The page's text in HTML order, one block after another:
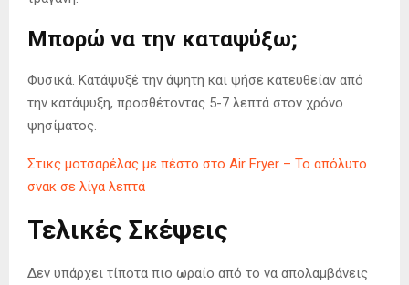
Μπορώ να την καταψύξω;
Φυσικά. Κατάψυξέ την άψητη και ψήσε κατευθείαν από
την κατάψυξη, προσθέτοντας 5-7 λεπτά στον χρόνο
ψησίματος.
Στικς μοτσαρέλας με πέστο στο Air Fryer – Το απόλυτο
σνακ σε λίγα λεπτά
Τελικές Σκέψεις
Δεν υπάρχει τίποτα πιο ωραίο από το να απολαμβάνεις